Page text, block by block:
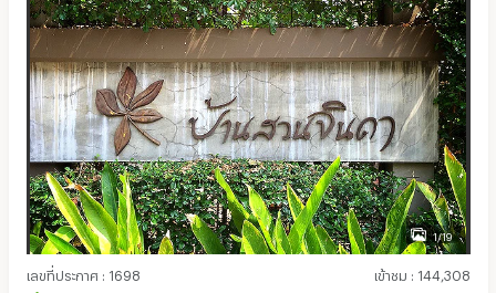
1/19
เลขที่ประกาศ : 1698 เข้าชม : 144,308